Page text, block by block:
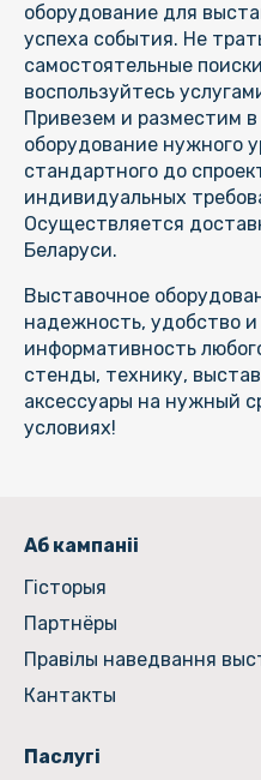
оборудование для
успеха события. Не
самостоятельные
воспользуйтесь
Привезем и разместим
оборудование нужного
стандартного до
индивидуальных
Осуществляется
Беларуси.
Выставочное
надежность, удобство
информативность
стенды, технику,
аксессуары на нужный
условиях!
Аб кампаніі
Гiсторыя
Партнёры
Правілы наведвання
Кантакты
Паслугі